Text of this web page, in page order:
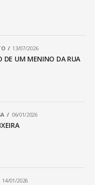
13/07/2026
DE UM MENINO DA RUA
06/01/2026
14/01/2026